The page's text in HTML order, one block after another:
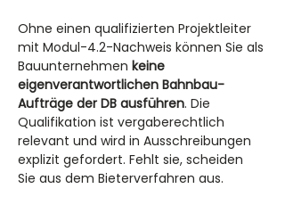
Ohne einen qualifizierten Projektleiter
mit Modul-4.2-Nachweis können Sie als
Bauunternehmen keine
eigenverantwortlichen Bahnbau-
Aufträge der DB ausführen. Die
Qualifikation ist vergaberechtlich
relevant und wird in Ausschreibungen
explizit gefordert. Fehlt sie, scheiden
Sie aus dem Bieterverfahren aus.